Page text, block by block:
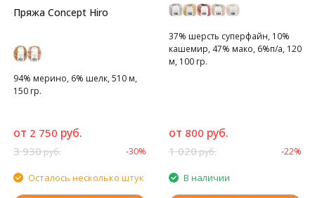
Пряжа Concept Hiro
94% мерино, 6% шелк, 510 м,
150 гр.
от 2 750 руб.
3 930руб. -30%
Осталось несколько штук
37% шерсть cуперфайн, 10%
кашемир, 47% мако, 6%п/а, 120
м, 100 гр.
от 800 руб.
1 020руб. -22%
В наличии